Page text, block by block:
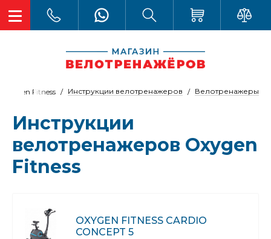
Велотренажеры
Инструкции велотренажеров
Fitness
Инструкции
велотренажеров Oxygen
Fitness
OXYGEN FITNESS CARDIO
CONCEPT 5